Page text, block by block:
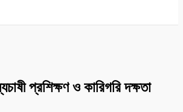
প্রশিক্ষণ ও কারিগরি দক্ষতা